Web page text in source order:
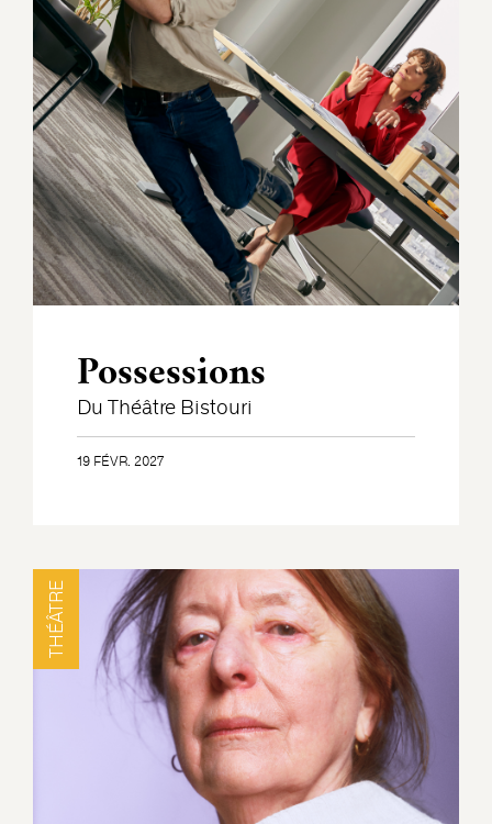
Possessions
Du Théâtre Bistouri
19 FÉVR. 2027
THÉÂTRE